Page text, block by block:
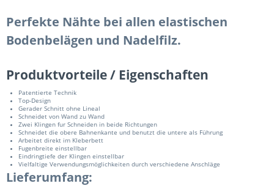
Perfekte Nähte bei allen elastischen
Bodenbelägen und Nadelfilz.
Produktvorteile / Eigenschaften
Patentierte Technik
Top-Design
Gerader Schnitt ohne Lineal
Schneidet von Wand zu Wand
Zwei Klingen fur Schneiden in beide Richtungen
Schneidet die obere Bahnenkante und benutzt die untere als Führung
Arbeitet direkt im Kleberbett
Fugenbreite einstellbar
Eindringtiefe der Klingen einstellbar
Vielfaltige Verwendungsmöglichkeiten durch verschiedene Anschläge
Lieferumfang: